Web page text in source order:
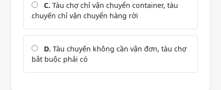
C. Tàu chợ chỉ vận chuyển container, tàu
chuyến chỉ vận chuyển hàng rời
D. Tàu chuyến không cần vận đơn, tàu chợ
bắt buộc phải có